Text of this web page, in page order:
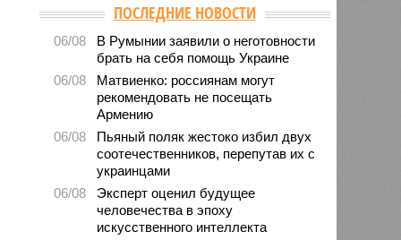
ПОСЛЕДНИЕ НОВОСТИ
06/08
В Румынии заявили о неготовности
брать на себя помощь Украине
06/08
Матвиенко: россиянам могут
рекомендовать не посещать
Армению
06/08
Пьяный поляк жестоко избил двух
соотечественников, перепутав их с
украинцами
06/08
Эксперт оценил будущее
человечества в эпоху
искусственного интеллекта